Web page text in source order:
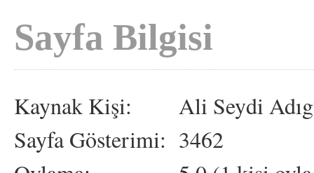
Sayfa Bilgisi
Kaynak Kişi:
Ali Seydi
Sayfa Gösterimi: 3462